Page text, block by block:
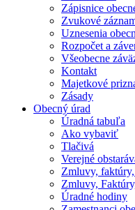
Zápisnice
Zvukové
Uznesenia
Rozpočet a
Všeobecne
Kontakt
Majetkové
Zásady
Obecný úrad
Úradná tabuľa
Ako vybaviť
Tlačivá
Verejné
Zmluvy,
Zmluvy,
Úradné hodiny